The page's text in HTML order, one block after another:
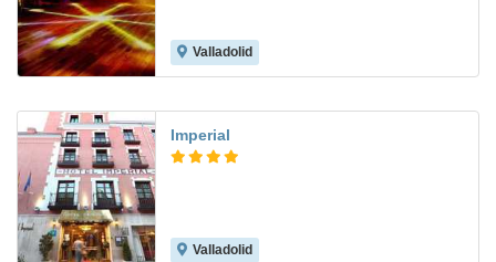
Valladolid
Imperial
Valladolid